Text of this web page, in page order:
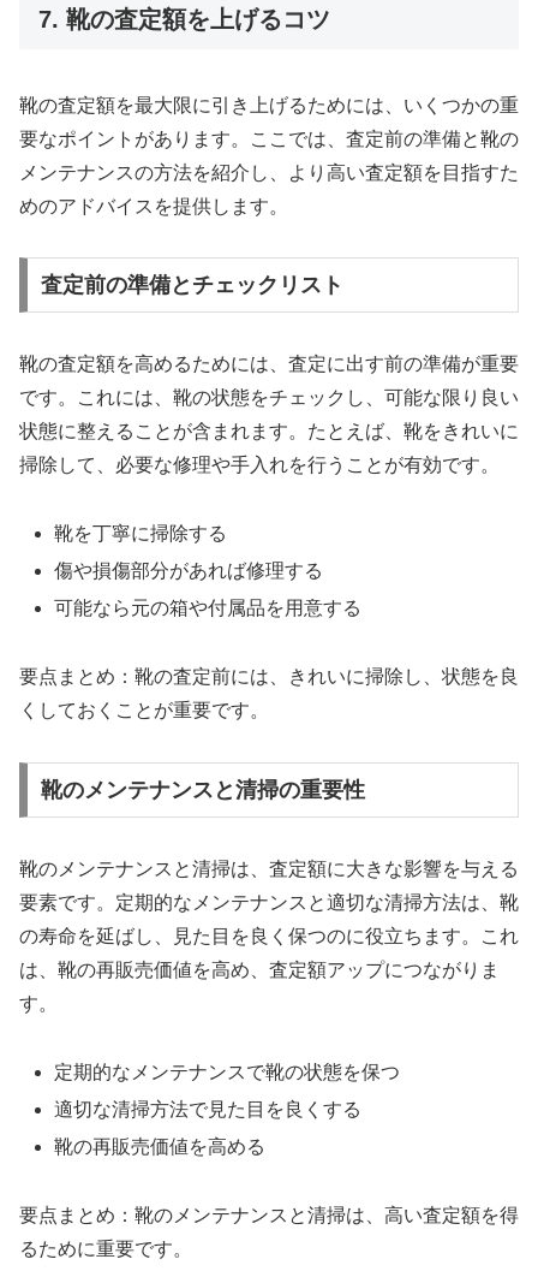
7. 靴の査定額を上げるコツ
靴の査定額を最大限に引き上げるためには、いくつかの重
要なポイントがあります。ここでは、査定前の準備と靴の
メンテナンスの方法を紹介し、より高い査定額を目指すた
めのアドバイスを提供します。
査定前の準備とチェックリスト
靴の査定額を高めるためには、査定に出す前の準備が重要
です。これには、靴の状態をチェックし、可能な限り良い
状態に整えることが含まれます。たとえば、靴をきれいに
掃除して、必要な修理や手入れを行うことが有効です。
靴を丁寧に掃除する
傷や損傷部分があれば修理する
可能なら元の箱や付属品を用意する
要点まとめ：靴の査定前には、きれいに掃除し、状態を良
くしておくことが重要です。
靴のメンテナンスと清掃の重要性
靴のメンテナンスと清掃は、査定額に大きな影響を与える
要素です。定期的なメンテナンスと適切な清掃方法は、靴
の寿命を延ばし、見た目を良く保つのに役立ちます。これ
は、靴の再販売価値を高め、査定額アップにつながりま
す。
定期的なメンテナンスで靴の状態を保つ
適切な清掃方法で見た目を良くする
靴の再販売価値を高める
要点まとめ：靴のメンテナンスと清掃は、高い査定額を得
るために重要です。